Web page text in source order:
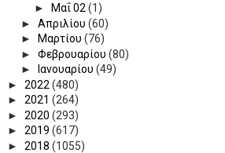
►
Μαΐ 02(1)
► Απριλίου (60)
►
Μαρτίου (76)
► Φεβρουαρίου (80)
►
Ιανουαρίου (49)
► 2022 (480)
► 2021 (264)
► 2020 (293)
► 2019 (617)
► 2018 (1055)